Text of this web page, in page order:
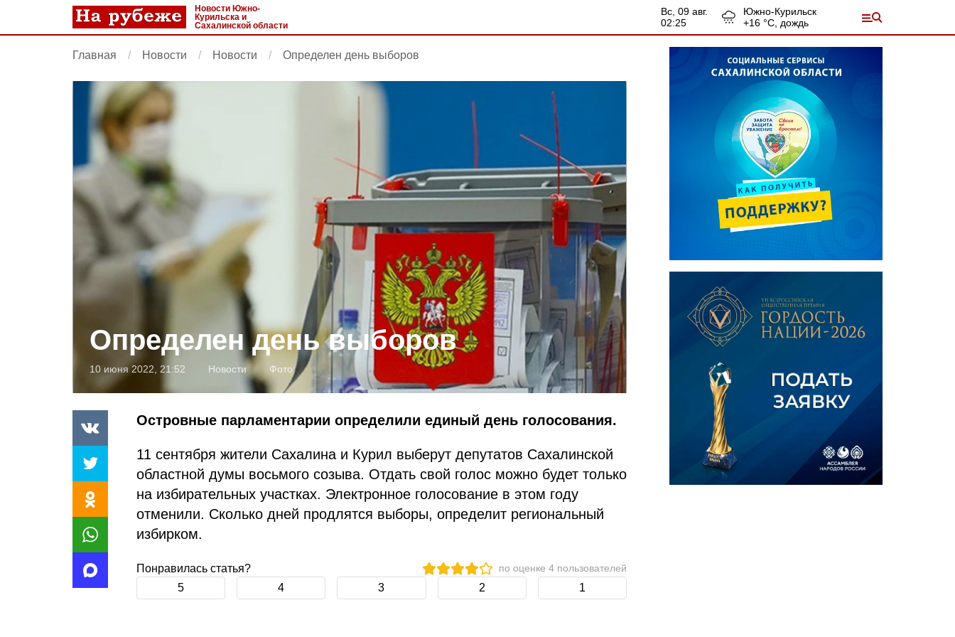
Новости Южно-
Курильска и
Сахалинской области
вс, 09 авг.
02:25
Южно-Курильск
+16 °С, дождь
Главная Новости Новости Определен день выборов
Определен день выборов
10 июня 2022, 21:52 Новости Фото:
Островные парламентарии определили единый день голосования.
11 сентября жители Сахалина и Курил выберут депутатов Сахалинской
областной думы восьмого созыва. Отдать свой голос можно будет только
на избирательных участках. Электронное голосование в этом году
отменили. Сколько дней продлятся выборы, определит региональный
избирком.
Понравилась статья? по оценке 4 пользователей
5 4 3 2 1